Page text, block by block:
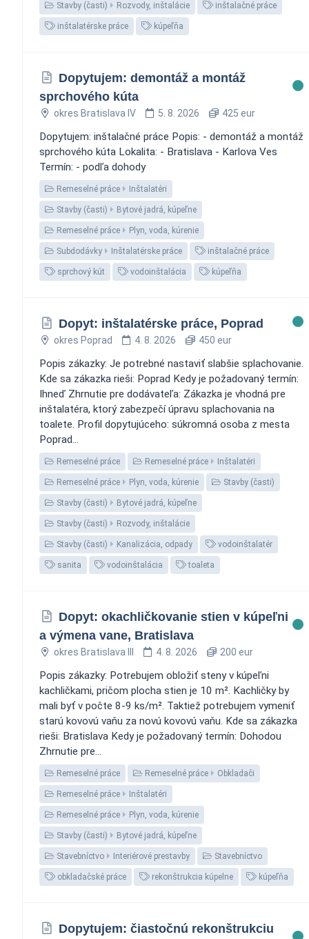
Stavby (časti) Rozvody, inštalácie inštalačné práce
inštalatérske práce kúpeľňa
Dopytujem: demontáž a montáž
sprchového kúta
okres Bratislava IV 5. 8. 2026 425 eur
Dopytujem: inštalačné práce Popis: - demontáž a montáž
sprchového kúta Lokalita: - Bratislava - Karlova Ves
Termín: - podľa dohody
Remeselné práce Inštalatéri
Stavby (časti) Bytové jadrá, kúpeľne
Remeselné práce Plyn, voda, kúrenie
Subdodávky Inštalatérske práce inštalačné práce
sprchový kút vodoinštalácia kúpeľňa
Dopyt: inštalatérske práce, Poprad
okres Poprad 4. 8. 2026 450 eur
Popis zákazky: Je potrebné nastaviť slabšie splachovanie.
Kde sa zákazka rieši: Poprad Kedy je požadovaný termín:
Ihneď Zhrnutie pre dodávateľa: Zákazka je vhodná pre
inštalatéra, ktorý zabezpečí úpravu splachovania na
toalete. Profil dopytujúceho: súkromná osoba z mesta
Poprad...
Remeselné práce Remeselné práce Inštalatéri
Remeselné práce Plyn, voda, kúrenie Stavby (časti)
Stavby (časti) Bytové jadrá, kúpeľne
Stavby (časti) Rozvody, inštalácie
Stavby (časti) Kanalizácia, odpady vodoinštalatér
sanita vodoinštalácia toaleta
Dopyt: okachličkovanie stien v kúpeľni
a výmena vane, Bratislava
okres Bratislava III 4. 8. 2026 200 eur
Popis zákazky: Potrebujem obložiť steny v kúpeľni
kachličkami, pričom plocha stien je 10 m². Kachličky by
mali byť v počte 8-9 ks/m². Taktiež potrebujem vymeniť
starú kovovú vaňu za novú kovovú vaňu. Kde sa zákazka
rieši: Bratislava Kedy je požadovaný termín: Dohodou
Zhrnutie pre...
Remeselné práce Remeselné práce Obkladači
Remeselné práce Inštalatéri
Remeselné práce Plyn, voda, kúrenie
Stavby (časti) Bytové jadrá, kúpeľne
Stavebníctvo Interiérové prestavby Stavebníctvo
obkladačské práce rekonštrukcia kúpelne kúpeľňa
Dopytujem: čiastočnú rekonštrukciu